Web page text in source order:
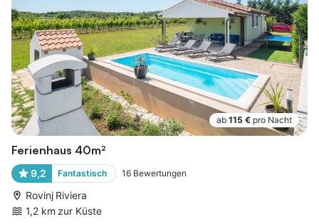
ab 115 € pro Nacht
Ferienhaus 40m²
9,2 Fantastisch 16 Bewertungen
Rovinj Riviera
1,2 km zur Küste